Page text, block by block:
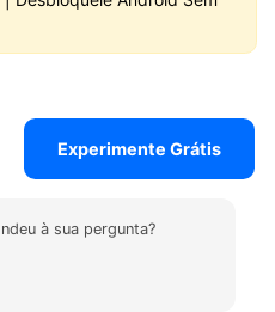
Experimente Grátis
à sua pergunta?